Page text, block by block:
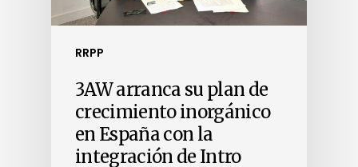
RRPP
3AW arranca su plan de
crecimiento inorgánico
en España con la
integración de Intro